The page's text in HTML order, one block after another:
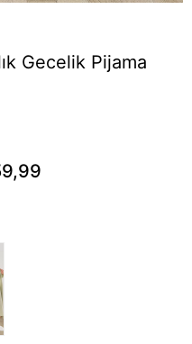
Gecelik Pijama